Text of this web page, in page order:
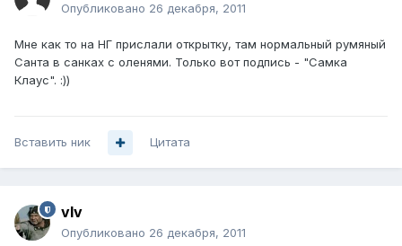
Опубликовано 26 декабря, 2011
Мне как то на НГ прислали открытку, там нормальный румяный
Санта в санках с оленями. Только вот подпись - "Самка
Клаус". :))
Вставить ник Цитата
vIv
Опубликовано 26 декабря, 2011